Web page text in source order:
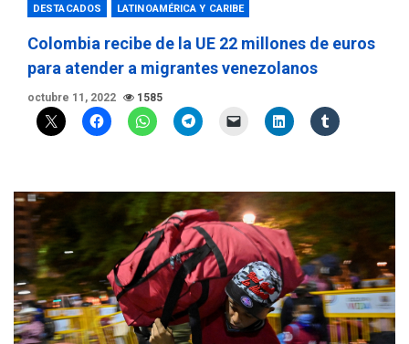
DESTACADOS LATINOAMÉRICA Y CARIBE
Colombia recibe de la UE 22 millones de euros
para atender a migrantes venezolanos
octubre 11, 2022 1585